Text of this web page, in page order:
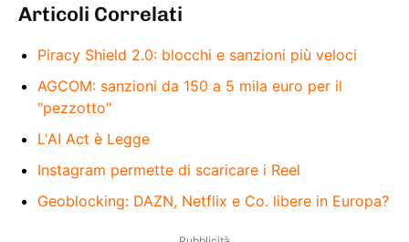
Articoli Correlati
Piracy Shield 2.0: blocchi e sanzioni più veloci
AGCOM: sanzioni da 150 a 5 mila euro per il
"pezzotto"
L'AI Act è Legge
Instagram permette di scaricare i Reel
Geoblocking: DAZN, Netflix e Co. libere in Europa?